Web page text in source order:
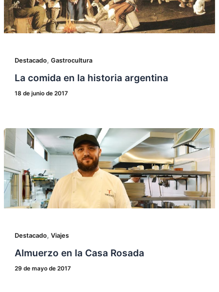
Destacado, Gastrocultura
La comida en la historia argentina
18 de junio de 2017
Destacado, Viajes
Almuerzo en la Casa Rosada
29 de mayo de 2017